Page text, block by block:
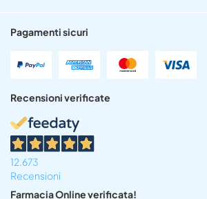
Pagamenti sicuri
Recensioni verificate
12.673
Recensioni
Farmacia Online verificata!